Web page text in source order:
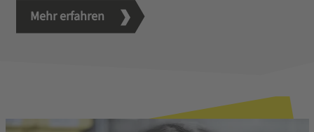
Mehr erfahren